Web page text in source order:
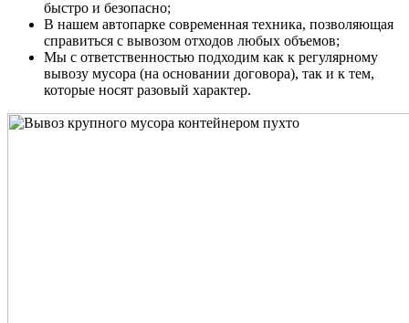
быстро и безопасно;
В нашем автопарке современная техника, позволяющая
справиться с вывозом отходов любых объемов;
Мы с ответственностью подходим как к регулярному
вывозу мусора (на основании договора), так и к тем,
которые носят разовый характер.